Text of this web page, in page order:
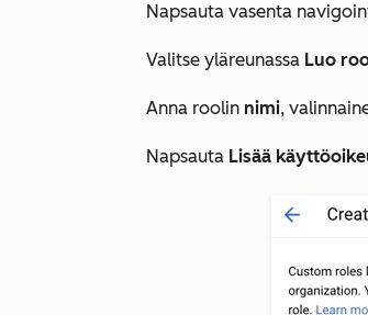
Napsauta vasenta
Valitse yläreunassa Luo
Anna roolin nimi,
Napsauta Lisää